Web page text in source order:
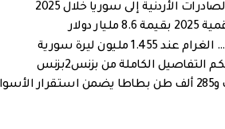
دولار
مليون ليرة سورية
الكاملة من بزنس2بزنس